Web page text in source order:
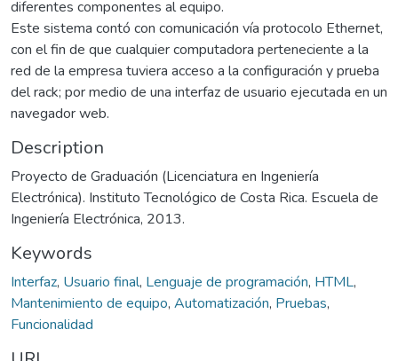
diferentes componentes al equipo.
Este sistema contó con comunicación vía protocolo Ethernet,
con el fin de que cualquier computadora perteneciente a la
red de la empresa tuviera acceso a la configuración y prueba
del rack; por medio de una interfaz de usuario ejecutada en un
navegador web.
Description
Proyecto de Graduación (Licenciatura en Ingeniería
Electrónica). Instituto Tecnológico de Costa Rica. Escuela de
Ingeniería Electrónica, 2013.
Keywords
Interfaz, Usuario final, Lenguaje de programación, HTML,
Mantenimiento de equipo, Automatización, Pruebas,
Funcionalidad